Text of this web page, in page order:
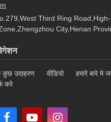
Third Ring
City,Henan
कुछ उदाहरण वीडियो
हमारे बारे मे
करे